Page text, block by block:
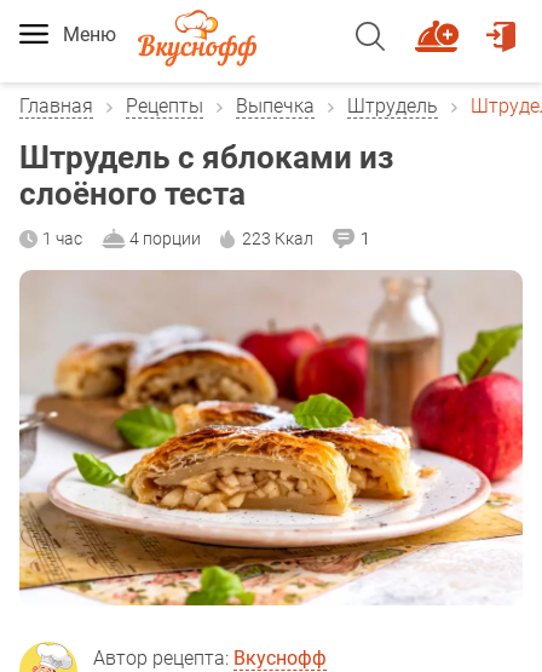
Меню
Главная Рецепты Выпечка Штрудель
Штрудель с яблоками из
слоёного теста
1 час 4 порции 223 Ккал 1
Автор рецепта: Вкуснофф